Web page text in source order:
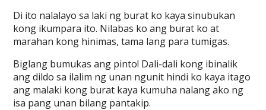
Di ito nalalayo sa laki ng burat ko kaya sinubukan
kong ikumpara ito. Nilabas ko ang burat ko at
marahan kong hinimas, tama lang para tumigas.
Biglang bumukas ang pinto! Dali-dali kong ibinalik
ang dildo sa ilalim ng unan ngunit hindi ko kaya itago
ang malaki kong burat kaya kumuha nalang ako ng
isa pang unan bilang pantakip.